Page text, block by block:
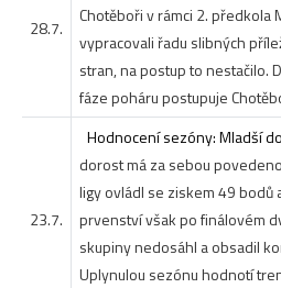
28.7.
Chotěboři v rámci 2. předkola
vypracovali řadu slibných
stran, na postup to nestačilo.
fáze poháru postupuje
23.7.
Hodnocení sezóny: Mladší
dorost má za sebou
ligy ovládl se ziskem 49 bodů
prvenství však po finálovém
skupiny nedosáhl a obsadil
Uplynulou sezónu hodnotí